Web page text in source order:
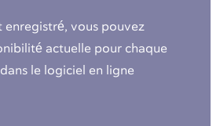
enregistré, vous pouvez
actuelle pour chaque
le logiciel en ligne